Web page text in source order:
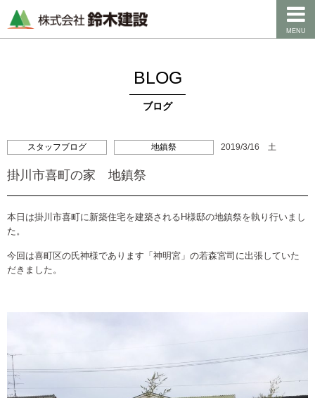
MENU
BLOG
ブログ
スタッフブログ 地鎮祭 2019/3/16 土
掛川市喜町の家 地鎮祭
本日は掛川市喜町に新築住宅を建築されるH様邸の地鎮祭を執り行いまし
た。
今回は喜町区の氏神様であります「神明宮」の若森宮司に出張していた
だきました。